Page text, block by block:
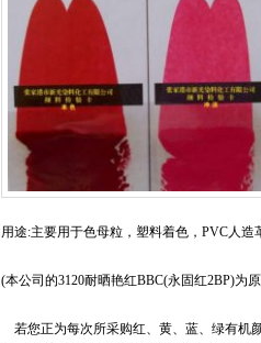
用途:主要用于色母粒，塑料着色，PVC人造
(本公司的3120耐晒艳红BBC(永固红2BP)为
若您正为每次所采购红、黄、蓝、绿有机